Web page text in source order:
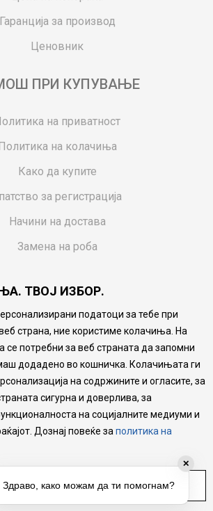
Гаранција за производ
Ценовник
ПРИ КУПУВАЊЕ
на приватност
на колачиња
Како да купите
за регистрација
Начини на достава
Замена на роба
Ваучери
Product Finder
FAQs
што попрецизни во описот на
на слики и цени, но не
дека сите информации се
грешка. Сите производи се дел од
но не се подразбира дека мора да се
во секој момент.
ТВОЈ ИЗБОР.
податоци за тебе при
страна, ние користиме колачиња. На
потребни за веб страната да запомни
додадено во кошничка. Колачињата ги
на содржините и огласите, за
сигурна и доверлива, за
на социјалните медиуми и
Дознај повеќе за политика на
ПОСТАВУВАЊА
✕
Здраво, како можам да ти помогнам?